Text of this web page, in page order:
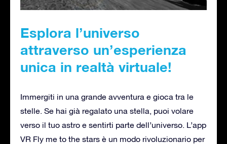
Esplora l’universo
attraverso un’esperienza
unica in realtà virtuale!
Immergiti in una grande avventura e gioca tra le
stelle. Se hai già regalato una stella, puoi volare
verso il tuo astro e sentirti parte dell’universo. L’app
VR Fly me to the stars è un modo rivoluzionario per